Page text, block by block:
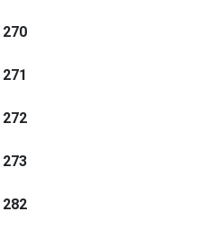
270
271
272
273
282